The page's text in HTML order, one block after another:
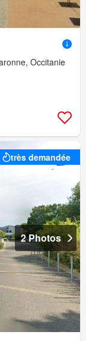
Occitanie
très demandée
2 Photos